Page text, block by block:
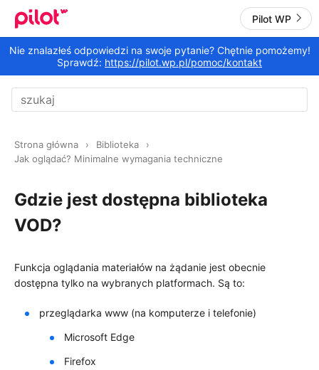
Pilot WP
Nie znalazłeś odpowiedzi na swoje pytanie? Chętnie pomożemy!
Sprawdź: https://pilot.wp.pl/pomoc/kontakt
Strona główna
Biblioteka
Jak oglądać? Minimalne wymagania techniczne
Gdzie jest dostępna biblioteka
VOD?
Funkcja oglądania materiałów na żądanie jest obecnie
dostępna tylko na wybranych platformach. Są to:
przeglądarka www (na komputerze i telefonie)
Microsoft Edge
Firefox